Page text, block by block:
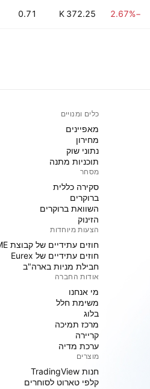
−2.67%
372.25 K
0.71
כלים ומנויים
מאפיינים
מחירון
נתוני שוק
תוכניות מתנה
מסחר
סקירה כללית
ברוקרים
השוואת ברוקרים
הזינוק
הצעות מיוחדות
חוזים עתידיים של קבוצת CME
חוזים עתידיים של Eurex
חבילת מניות בארה"ב
אודות החברה
מי אנחנו
משימת חלל
בלוג
מרכז תמיכה
קריירה
ערכת מדיה
מוצרים
חנות TradingView
קלפי טארוט לסוחרים